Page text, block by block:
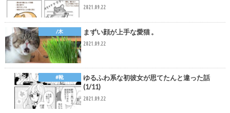
2021.09.22
/木 まずい顔が上手な愛猫 。
2021.09.22
#靴
ゆるふわ系な初彼女が思てたんと違った話
(1/11)
2021.09.22